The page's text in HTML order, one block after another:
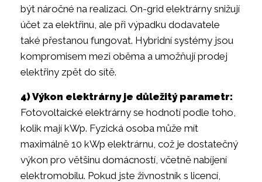
být náročné na realizaci. On-grid elektrárny snižují
účet za elektřinu, ale při výpadku dodavatele
také přestanou fungovat. Hybridní systémy jsou
kompromisem mezi oběma a umožňují prodej
elektřiny zpět do sítě.
4) Výkon elektrárny je důležitý parametr:
Fotovoltaické elektrárny se hodnotí podle toho,
kolik mají kWp. Fyzická osoba může mít
maximálně 10 kWp elektrárnu, což je dostatečný
výkon pro většinu domácností, včetně nabíjení
elektromobilu. Pokud jste živnostník s licencí,